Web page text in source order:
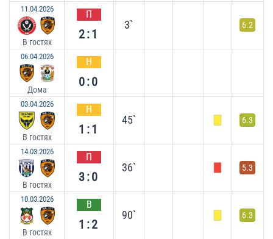
11.04.2026
В гостях
П
2:1
3` 6.2
06.04.2026
Дома
Н
0:0
03.04.2026
В гостях
Н
1:1
45` 6.3
14.03.2026
В гостях
П
3:0
36` 5.3
10.03.2026
В гостях
В
1:2
90` 6.3